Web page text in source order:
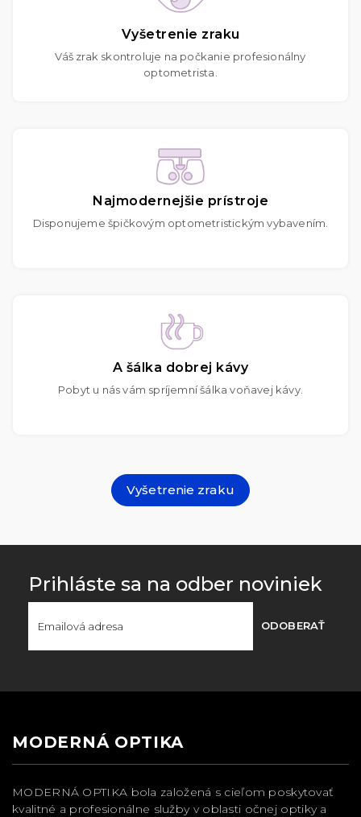
Vyšetrenie zraku
Váš zrak skontroluje na počkanie profesionálny
optometrista.
Najmodernejšie prístroje
Disponujeme špičkovým optometristickým vybavením.
A šálka dobrej kávy
Pobyt u nás vám spríjemní šálka voňavej kávy.
Vyšetrenie zraku
Prihláste sa na odber noviniek
ODOBERAŤ
MODERNÁ OPTIKA
MODERNÁ OPTIKA bola založená s cieľom poskytovať
kvalitné a profesionálne služby v oblasti očnej optiky a